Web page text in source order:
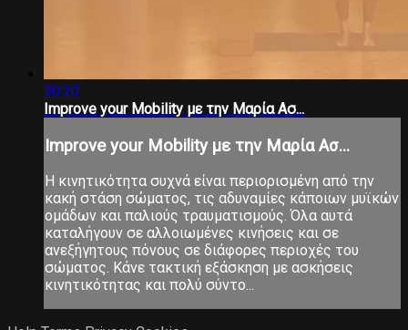
30:20
Improve your Mobility με την Μαρία Ασ...
Improve your Mobility με την Μαρία Ασ...
Η κινητικότητα συχνά είναι περιορισμένη από την
κακή στάση σώματος, τις αδυναμίες κάποιων μυϊκών
ομάδων και παλιούς τραυματισμούς. Όλα αυτά
καταλήγουν σε αλλοιωμένες κινήσεις και σε
ανεξήγητους πόνους σε διάφορες περιοχές του
σώματος. Κάνε τακτική εξάσκηση με ασκήσεις
κινητικότητας και πολύ σύντο...